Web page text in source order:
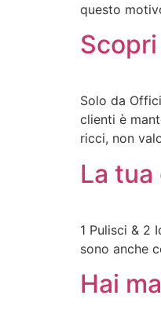
questo
Solo da
clienti è
ricci, non
La
1 Pulisci & 2
sono anche
Hai